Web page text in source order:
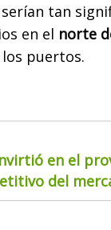
tan
en el norte
los puertos.
en el
del